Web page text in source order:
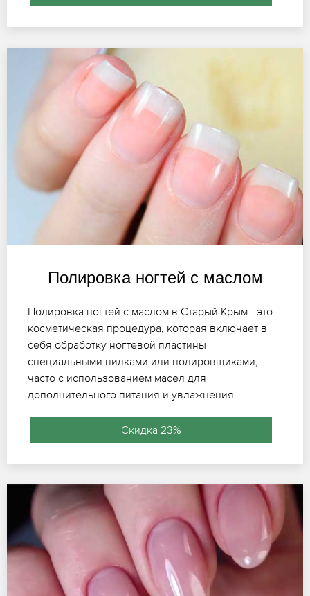
Полировка ногтей с маслом
Полировка ногтей с маслом в Старый Крым - это
косметическая процедура, которая включает в
себя обработку ногтевой пластины
специальными пилками или полировщиками,
часто с использованием масел для
дополнительного питания и увлажнения.
Скидка 23%